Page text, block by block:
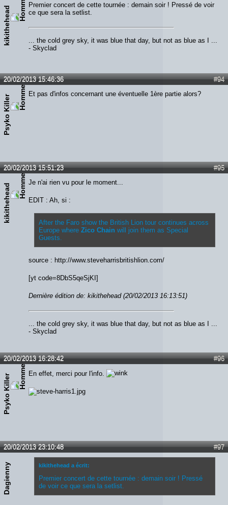
kikithehead
Premier concert de cette tournée : demain soir ! Pressé de voir
ce que sera la setlist.
... the cold grey sky, it was blue that day, but not as blue as I ...
- Skyclad
#94
20/02/2013 15:46:36
Psyko Killer
Et pas d'infos concernant une éventuelle 1ère partie alors?
#95
20/02/2013 15:51:23
kikithehead
Je n'ai rien vu pour le moment...
EDIT : Ah, si :
After the Faro show the British Lion tour continues across
Europe whereZico Chain will join them as Special
Guests.
source : http://www.steveharrisbritishlion.com/
[yt code=8DbS5qeSjKI]
Dernière édition de: kikithehead (20/02/2013 16:13:51)
... the cold grey sky, it was blue that day, but not as blue as I ...
- Skyclad
#96
20/02/2013 16:28:42
Psyko Killer En effet, merci pour l'info.
#97
20/02/2013 23:10:48
Dagienny kikithehead a écrit:
Premier concert de cette tournée : demain soir ! Pressé
de voir ce que sera la setlist.